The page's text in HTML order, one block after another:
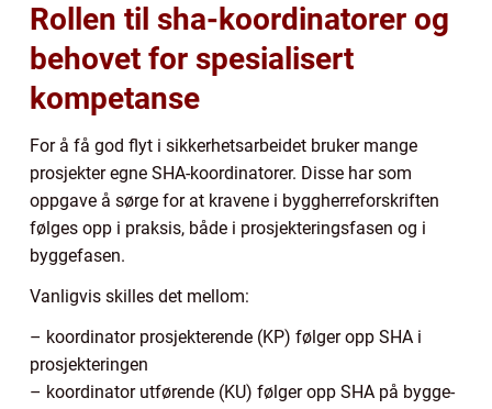
Rollen til sha-koordinatorer og
behovet for spesialisert
kompetanse
For å få god flyt i sikkerhetsarbeidet bruker mange
prosjekter egne SHA-koordinatorer. Disse har som
oppgave å sørge for at kravene i byggherreforskriften
følges opp i praksis, både i prosjekteringsfasen og i
byggefasen.
Vanligvis skilles det mellom:
– koordinator prosjekterende (KP) følger opp SHA i
prosjekteringen
– koordinator utførende (KU) følger opp SHA på bygge-